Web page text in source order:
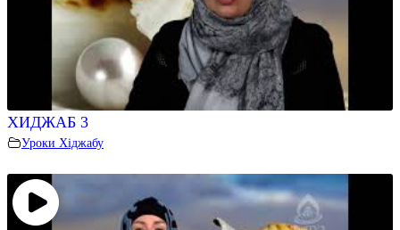
ХИДЖАБ 3
Уроки Хіджабу